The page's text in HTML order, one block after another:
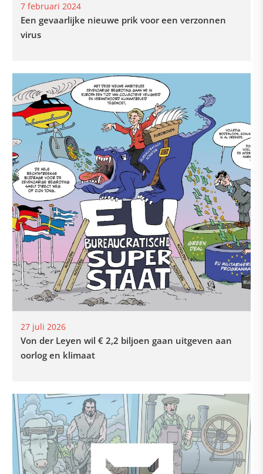
7 februari 2024
Een gevaarlijke nieuwe prik voor een verzonnen
virus
27 juli 2026
Von der Leyen wil € 2,2 biljoen gaan uitgeven aan
oorlog en klimaat